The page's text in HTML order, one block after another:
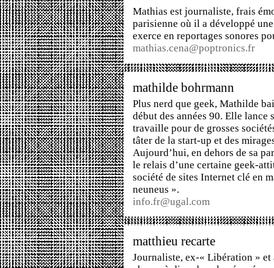
Mathias est journaliste, frais
parisienne où il a développé
exerce en reportages sonores
mathias.cena@poptronics.fr
mathilde bohrmann
Plus nerd que geek, Mathilde
début des années 90. Elle lance
travaille pour de grosses
tâter de la start-up et des
Aujourd’hui, en dehors de sa
le relais d’une certaine geek-
société de sites Internet clé en
neuneus ».
info.fr@ugal.com
matthieu recarte
Journaliste, ex-« Libération » et